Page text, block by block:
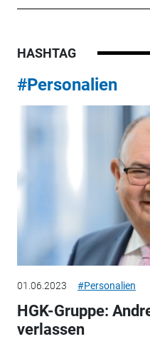
HASHTAG
#Personalien
01.06.2023 #Personalien
HGK-Gruppe:
verlassen